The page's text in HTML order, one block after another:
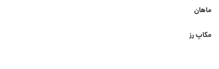
ماهان
مکاپ رز